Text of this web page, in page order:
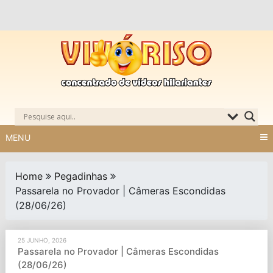
MENU
Home
Pegadinhas
Passarela no Provador | Câmeras Escondidas
(28/06/26)
25 JUNHO, 2026
Passarela no Provador | Câmeras Escondidas
(28/06/26)